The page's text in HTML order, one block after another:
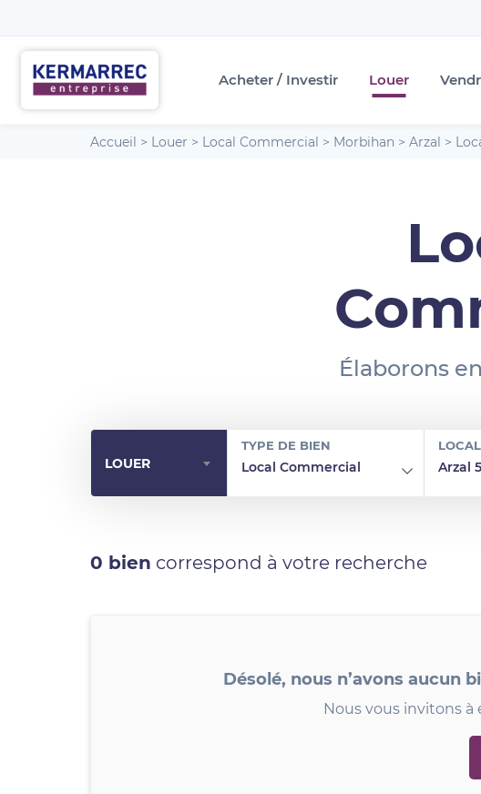
Acheter / Investir Louer
Accueil > Louer > Local Commercial > Morbihan > Arzal >
Élaborons
LOUER
TYPE DE BIEN
Local Commercial Arzal
0 bien correspond à votre recherche
Désolé, nous n’avons aucun
Nous vous invitons